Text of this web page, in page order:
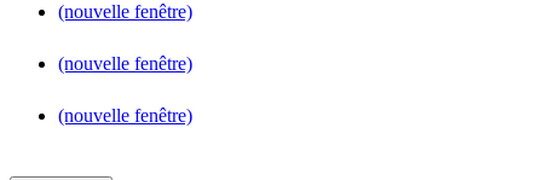
(nouvelle fenêtre)
(nouvelle fenêtre)
(nouvelle fenêtre)